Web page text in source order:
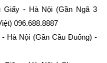
Giấy - Hà Nội (Gần Ngã 3
096.688.8887
Hà Nội (Gần Cầu Đuống) -